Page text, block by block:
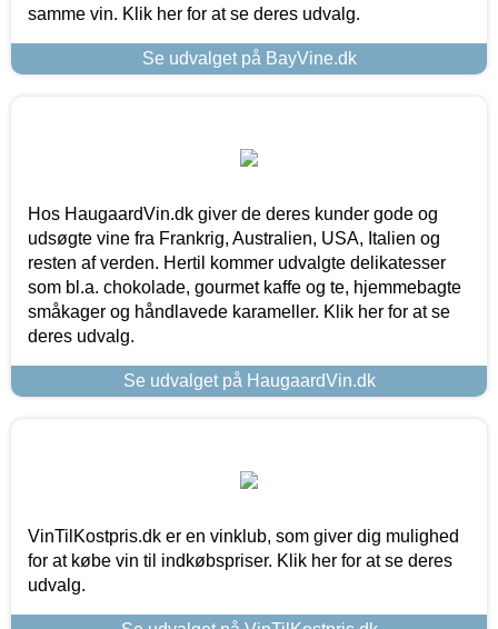
samme vin. Klik her for at se deres udvalg.
Se udvalget på BayVine.dk
Hos HaugaardVin.dk giver de deres kunder gode og
udsøgte vine fra Frankrig, Australien, USA, Italien og
resten af verden. Hertil kommer udvalgte delikatesser
som bl.a. chokolade, gourmet kaffe og te, hjemmebagte
småkager og håndlavede karameller. Klik her for at se
deres udvalg.
Se udvalget på HaugaardVin.dk
VinTilKostpris.dk er en vinklub, som giver dig mulighed
for at købe vin til indkøbspriser. Klik her for at se deres
udvalg.